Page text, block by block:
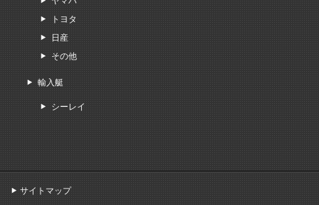
トヨタ
日産
その他
輸入艇
シーレイ
サイトマップ